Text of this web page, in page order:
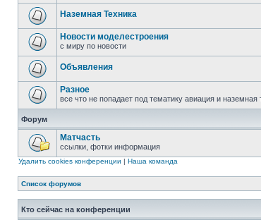
Наземная Техника
Новости моделестроения
с миру по новости
Объявления
Разное
все что не попадает под тематику авиация и наземная
Форум
Матчасть
ссылки, фотки информация
Удалить cookies конференции | Наша команда
Список форумов
Кто сейчас на конференции